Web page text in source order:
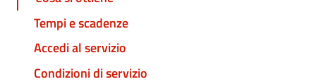
Tempi e scadenze
Accedi al servizio
Condizioni di servizio